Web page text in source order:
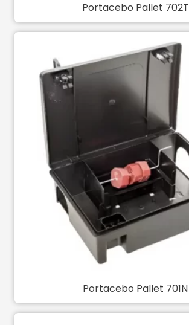
Portacebo Pallet 702T
Portacebo Pallet 701N